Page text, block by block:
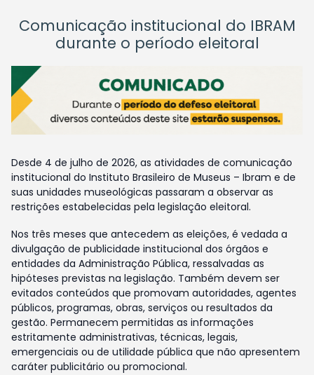
Comunicação institucional do IBRAM
durante o período eleitoral
Desde 4 de julho de 2026, as atividades de comunicação
institucional do Instituto Brasileiro de Museus – Ibram e de
suas unidades museológicas passaram a observar as
restrições estabelecidas pela legislação eleitoral.
Nos três meses que antecedem as eleições, é vedada a
divulgação de publicidade institucional dos órgãos e
entidades da Administração Pública, ressalvadas as
hipóteses previstas na legislação. Também devem ser
evitados conteúdos que promovam autoridades, agentes
públicos, programas, obras, serviços ou resultados da
gestão. Permanecem permitidas as informações
estritamente administrativas, técnicas, legais,
emergenciais ou de utilidade pública que não apresentem
caráter publicitário ou promocional.